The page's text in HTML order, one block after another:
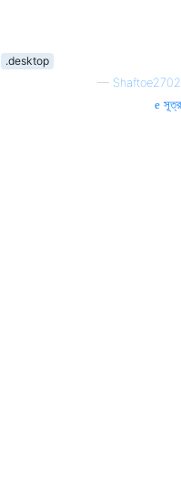
.desktop
— Shaftoe2702
সূত্র